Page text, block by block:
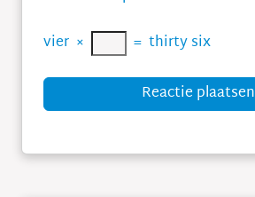
vier × = thirty six
Reactie plaatsen